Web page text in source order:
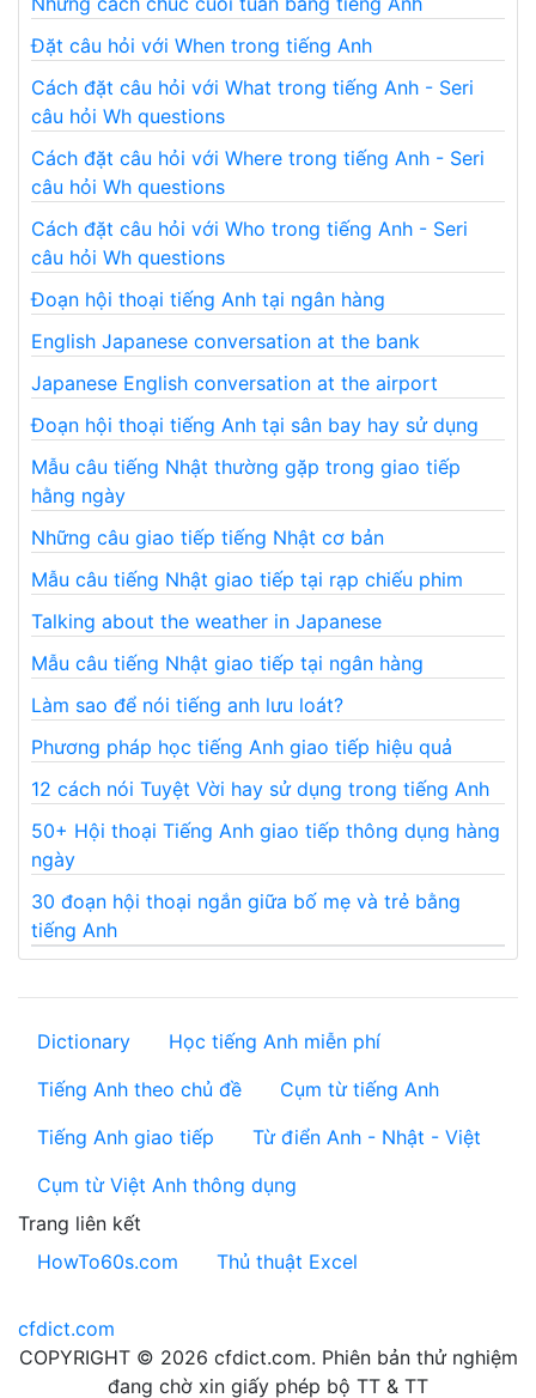
Đặt câu hỏi với When trong tiếng Anh
Cách đặt câu hỏi với What trong tiếng Anh - Seri
câu hỏi Wh questions
Cách đặt câu hỏi với Where trong tiếng Anh - Seri
câu hỏi Wh questions
Cách đặt câu hỏi với Who trong tiếng Anh - Seri
câu hỏi Wh questions
Đoạn hội thoại tiếng Anh tại ngân hàng
English Japanese conversation at the bank
Japanese English conversation at the airport
Đoạn hội thoại tiếng Anh tại sân bay hay sử dụng
Mẫu câu tiếng Nhật thường gặp trong giao tiếp
hằng ngày
Những câu giao tiếp tiếng Nhật cơ bản
Mẫu câu tiếng Nhật giao tiếp tại rạp chiếu phim
Talking about the weather in Japanese
Mẫu câu tiếng Nhật giao tiếp tại ngân hàng
Làm sao để nói tiếng anh lưu loát?
Phương pháp học tiếng Anh giao tiếp hiệu quả
12 cách nói Tuyệt Vời hay sử dụng trong tiếng Anh
50+ Hội thoại Tiếng Anh giao tiếp thông dụng hàng
ngày
30 đoạn hội thoại ngắn giữa bố mẹ và trẻ bằng
tiếng Anh
Dictionary
Học tiếng Anh miễn phí
Tiếng Anh theo chủ đề
Cụm từ tiếng Anh
Tiếng Anh giao tiếp
Từ điển Anh - Nhật - Việt
Cụm từ Việt Anh thông dụng
Trang liên kết
HowTo60s.com
Thủ thuật Excel
cfdict.com
COPYRIGHT © 2026 cfdict.com. Phiên bản thử nghiệm
đang chờ xin giấy phép bộ TT & TT